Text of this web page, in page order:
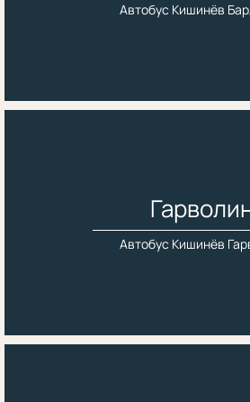
Автобус Кишинёв
Автобус Кишинёв